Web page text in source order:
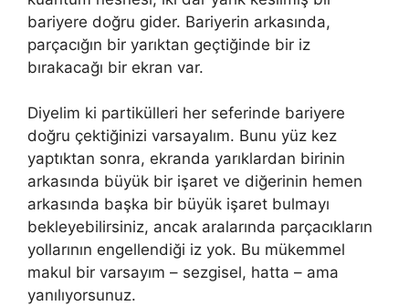
bariyere doğru gider. Bariyerin arkasında,
parçacığın bir yarıktan geçtiğinde bir iz
bırakacağı bir ekran var.
Diyelim ki partikülleri her seferinde bariyere
doğru çektiğinizi varsayalım. Bunu yüz kez
yaptıktan sonra, ekranda yarıklardan birinin
arkasında büyük bir işaret ve diğerinin hemen
arkasında başka bir büyük işaret bulmayı
bekleyebilirsiniz, ancak aralarında parçacıkların
yollarının engellendiği iz yok. Bu mükemmel
makul bir varsayım – sezgisel, hatta – ama
yanılıyorsunuz.